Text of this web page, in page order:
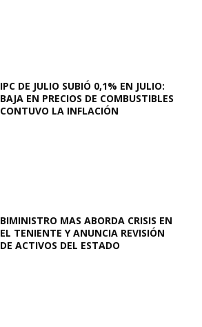
IPC DE JULIO SUBIÓ 0,1% EN JULIO:
BAJA EN PRECIOS DE COMBUSTIBLES
CONTUVO LA INFLACIÓN
BIMINISTRO MAS ABORDA CRISIS EN
EL TENIENTE Y ANUNCIA REVISIÓN
DE ACTIVOS DEL ESTADO